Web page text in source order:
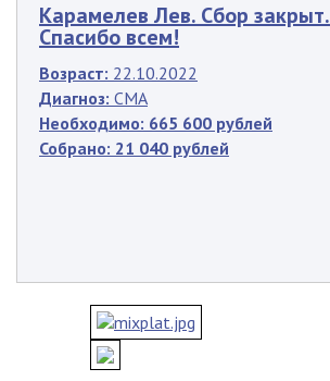
Карамелев Лев. Сбор закрыт.
Спасибо всем!
Возраст: 22.10.2022
Диагноз: СМА
Необходимо: 665 600 рублей
Собрано: 21 040 рублей